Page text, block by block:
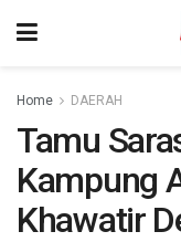
Home DAERAH
Tamu
Kampung
Khawatir